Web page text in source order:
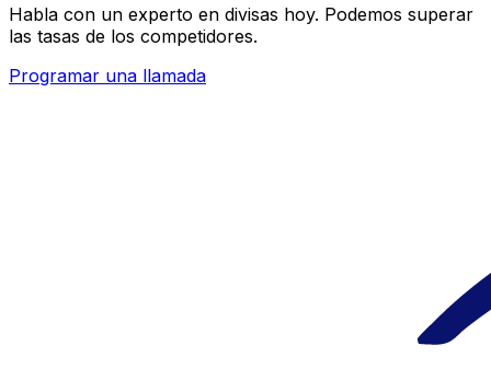
Habla con un experto en divisas hoy. Podemos superar
las tasas de los competidores.
Programar una llamada